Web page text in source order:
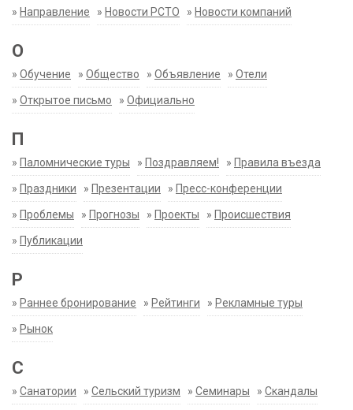
» Направление » Новости РСТО » Новости компаний
О
» Обучение » Общество » Объявление » Отели
» Открытое письмо » Официально
П
» Паломнические туры » Поздравляем! » Правила въезда
» Праздники » Презентации » Пресс-конференции
» Проблемы » Прогнозы » Проекты » Происшествия
» Публикации
Р
» Раннее бронирование » Рейтинги » Рекламные туры
» Рынок
С
» Санатории » Сельский туризм » Семинары » Скандалы